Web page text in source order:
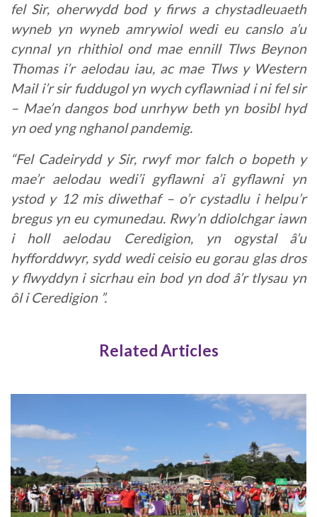
fel Sir, oherwydd bod y firws a chystadleuaeth
wyneb yn wyneb amrywiol wedi eu canslo a’u
cynnal yn rhithiol ond mae ennill Tlws Beynon
Thomas i’r aelodau iau, ac mae Tlws y Western
Mail i’r sir fuddugol yn wych cyflawniad i ni fel sir
– Mae’n dangos bod unrhyw beth yn bosibl hyd
yn oed yng nghanol pandemig.
“Fel Cadeirydd y Sir, rwyf mor falch o bopeth y
mae’r aelodau wedi’i gyflawni a’i gyflawni yn
ystod y 12 mis diwethaf – o’r cystadlu i helpu’r
bregus yn eu cymunedau. Rwy’n ddiolchgar iawn
i holl aelodau Ceredigion, yn ogystal â’u
hyfforddwyr, sydd wedi ceisio eu gorau glas dros
y flwyddyn i sicrhau ein bod yn dod â’r tlysau yn
ôl i Ceredigion ”.
Related Articles